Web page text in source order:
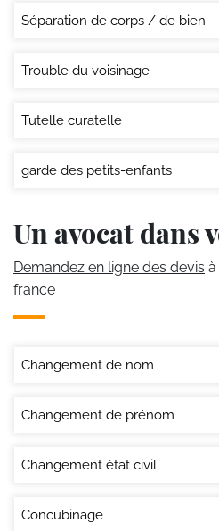
Séparation de corps / de bien
Trouble du voisinage
Tutelle curatelle
garde des petits-enfants
Un avocat dans
Demandez en ligne des devis
france
Changement de nom
Changement de prénom
Changement état civil
Concubinage